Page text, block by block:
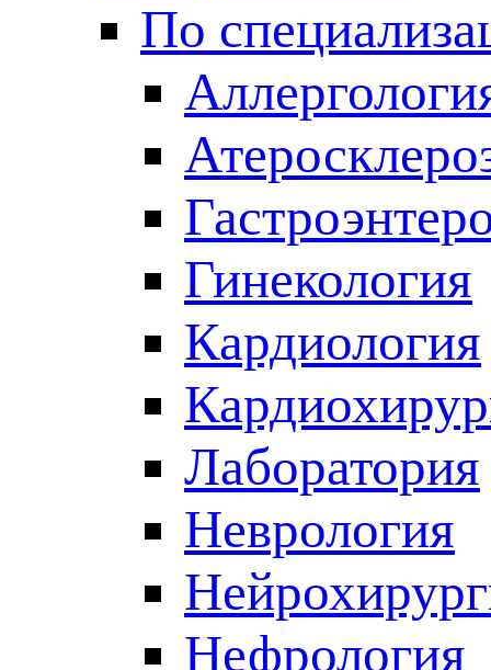
По
Гинекология
Кардиология
Лаборатория
Неврология
Нефрология